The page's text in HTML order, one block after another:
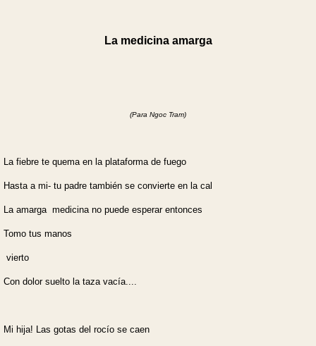
La medicina amarga
(Para Ngoc Tram)
La fiebre te quema en la plataforma de fuego
Hasta a mi- tu padre también se convierte en la cal
La amarga medicina no puede esperar entonces
Tomo tus manos
vierto
Con dolor suelto la taza vacía....
Mi hija! Las gotas del rocío se caen